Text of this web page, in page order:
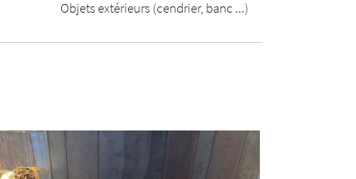
Objets extérieurs (cendrier, banc ...)